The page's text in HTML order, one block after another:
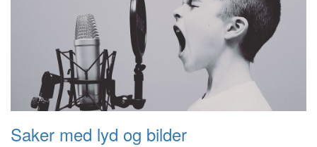
Saker med lyd og bilder